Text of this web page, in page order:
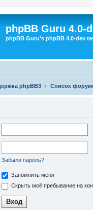
phpBB Guru 4.0-
phpBB Guru's phpBB 4.0-dev
phpBB3 Список
Забыли пароль?
Запомнить меня
Скрыть моё пребывание на